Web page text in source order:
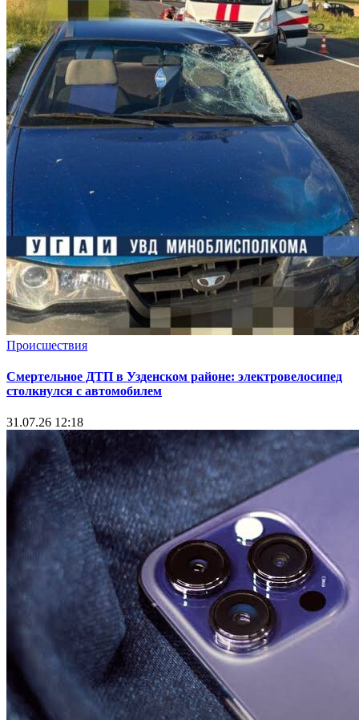
Происшествия
Смертельное ДТП в Узденском районе: электровелосипед
столкнулся с автомобилем
31.07.26 12:18